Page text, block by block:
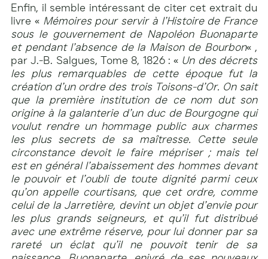
Enfin, il semble intéressant de citer cet extrait du
livre « Mémoires pour servir à l’Histoire de France
sous le gouvernement de Napoléon Buonaparte
et pendant l’absence de la Maison de Bourbon« ,
par J.-B. Salgues, Tome 8, 1826 : « Un des décrets
les plus remarquables de cette époque fut la
création d’un ordre des trois Toisons-d’Or. On sait
que la première institution de ce nom dut son
origine à la galanterie d’un duc de Bourgogne qui
voulut rendre un hommage public aux charmes
les plus secrets de sa maîtresse. Cette seule
circonstance devoit le faire mépriser ; mais tel
est en général l’abaissement des hommes devant
le pouvoir et l’oubli de toute dignité parmi ceux
qu’on appelle courtisans, que cet ordre, comme
celui de la Jarretière, devint un objet d’envie pour
les plus grands seigneurs, et qu’il fut distribué
avec une extrême réserve, pour lui donner par sa
rareté un éclat qu’il ne pouvoit tenir de sa